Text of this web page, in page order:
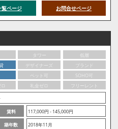
覧ページ お問合せページ
タワー
低層
デザイナーズ
ブランド
ペット可
SOHO可
礼金ゼロ
フリーレント
賃料
117,000円 - 145,000円
築年数 2018年11月